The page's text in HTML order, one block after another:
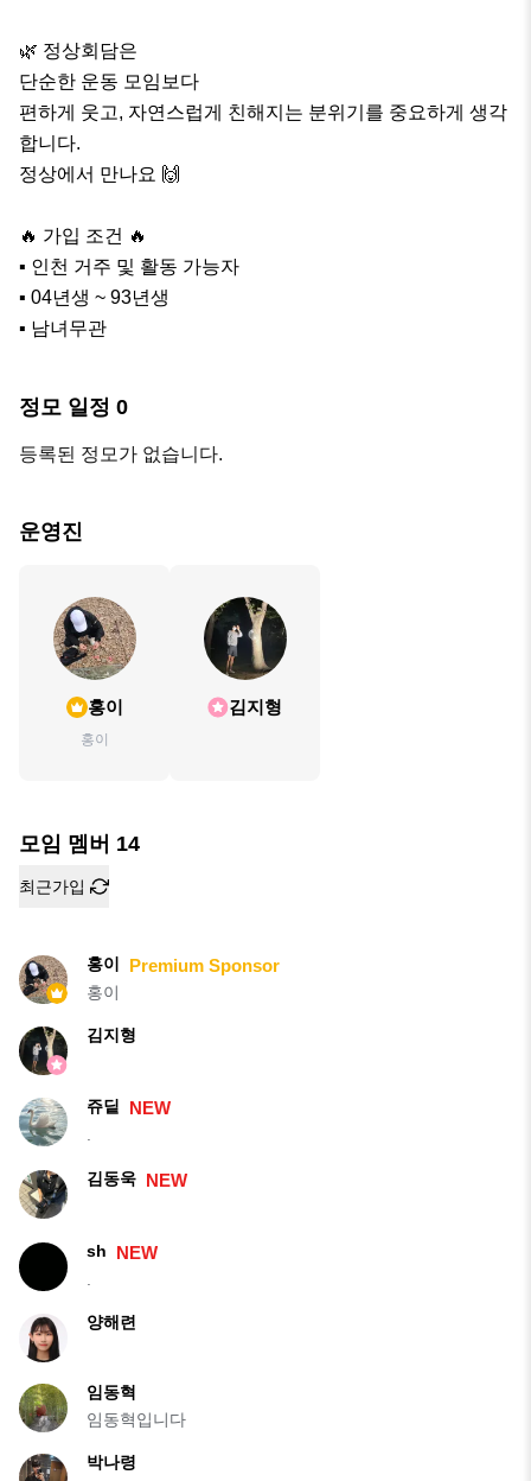
🌿 정상회담은
단순한 운동 모임보다
편하게 웃고, 자연스럽게 친해지는 분위기를 중요하게 생각
합니다.
정상에서 만나요 🙌
🔥 가입 조건 🔥
▪ 인천 거주 및 활동 가능자
▪ 04년생 ~ 93년생
▪ 남녀무관
정모 일정 0
등록된 정모가 없습니다.
운영진
홍이
홍이
김지형
모임 멤버 14
최근가입
홍이 Premium Sponsor
홍이
김지형
쥬딭 NEW
김동욱 NEW
sh NEW
양해련
임동혁
임동혁입니다
박나령